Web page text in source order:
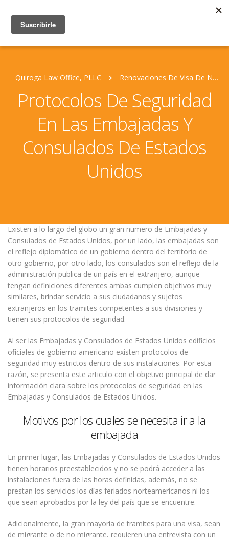
Quiroga Law Office, PLLC Renovaciones De Visa De No Inmigrante Para Mexicanos
Protocolos De Seguridad
En Las Embajadas Y
Consulados De Estados
Unidos
Existen a lo largo del globo un gran numero de Embajadas y
Consulados de Estados Unidos, por un lado, las embajadas son
el reflejo diplomático de un gobierno dentro del territorio de
otro gobierno, por otro lado, los consulados son el reflejo de la
administración publica de un país en el extranjero, aunque
tengan definiciones diferentes ambas cumplen objetivos muy
similares, brindar servicio a sus ciudadanos y sujetos
extranjeros en los tramites competentes a sus divisiones y
tienen sus protocolos de seguridad.
Al ser las Embajadas y Consulados de Estados Unidos edificios
oficiales de gobierno americano existen protocolos de
seguridad muy estrictos dentro de sus instalaciones. Por esta
razón, se presenta este articulo con el objetivo principal de dar
información clara sobre los protocolos de seguridad en las
Embajadas y Consulados de Estados Unidos.
Motivos por los cuales se necesita ir a la
embajada
En primer lugar, las Embajadas y Consulados de Estados Unidos
tienen horarios preestablecidos y no se podrá acceder a las
instalaciones fuera de las horas definidas, además, no se
prestan los servicios los días feriados norteamericanos ni los
que sean aprobados por la ley del país que se encuentre.
Adicionalmente, la gran mayoría de tramites para una visa, sean
de migrante o de no migrante, requieren una entrevista con un